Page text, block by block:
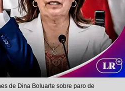
de Dina Boluarte sobre paro de